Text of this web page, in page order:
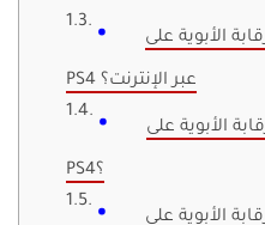
الأبوية على
PS4 عبر الإنترنت؟
الأبوية على
PS4؟